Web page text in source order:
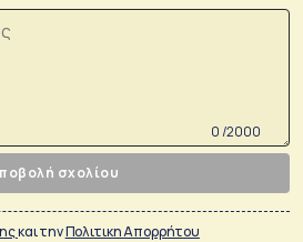
0 /2000
σχολίου
και τηνΠολιτικη Απορρήτου